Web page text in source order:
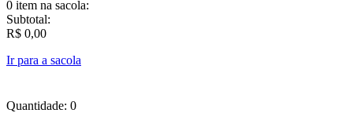
0 item na sacola:
Subtotal:
R$ 0,00
Ir para a sacola
Quantidade: 0